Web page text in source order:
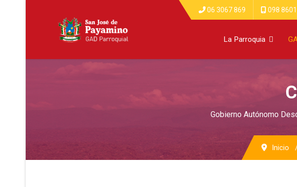
06 3067 869 098
La Parroquia
Gobierno Autónomo
Inicio